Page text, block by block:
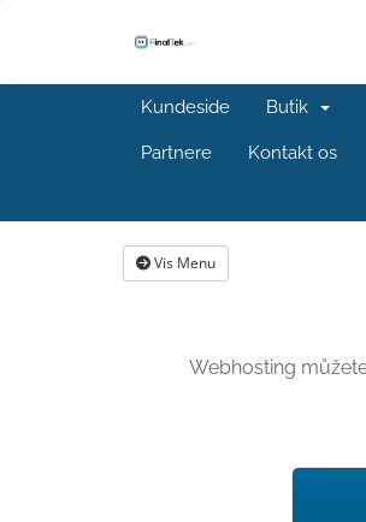
Kundeside Butik
Partnere Kontakt os
Vis Menu
Webhosting